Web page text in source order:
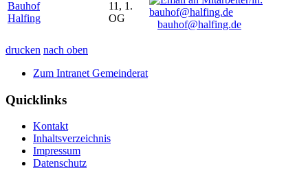
Bauhof
Halfing
11, 1.
OG
bauhof@halfing.de
drucken nach oben
Zum Intranet Gemeinderat
Quicklinks
Kontakt
Inhaltsverzeichnis
Impressum
Datenschutz